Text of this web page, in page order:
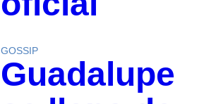
GOSSIP
Guadalupe